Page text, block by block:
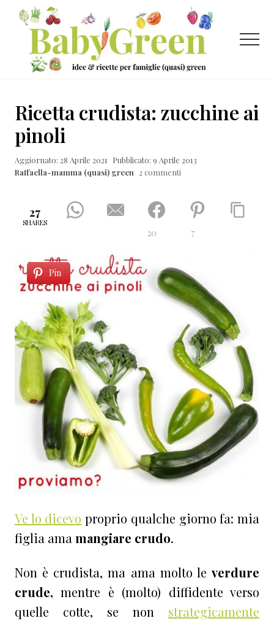
Menu
Passa
contenuto
principale
Passa
laterale
primaria
Passa
ricette
per
famiglie
Menu
Ricetta crudista: zucchine ai
pinoli
Aggiornato: 28 Aprile 2021
Pubblicato: 9 Aprile 2013
Raffaella-mamma (quasi) green 2 commenti
27
SHARES
20 7
Pin
Ve lo dicevo proprio qualche giorno fa: mia
figlia ama mangiare crudo.
Non è crudista, ma ama molto le verdure
crude, mentre è (molto) diffidente verso
quelle cotte, se non strategicamente